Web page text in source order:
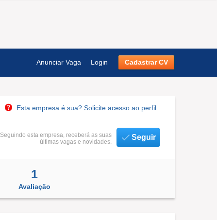
Anunciar Vaga Login Cadastrar CV
Esta empresa é sua? Solicite acesso ao perfil.
Seguindo esta empresa, receberá as suas
últimas vagas e novidades.
Seguir
1
Avaliação